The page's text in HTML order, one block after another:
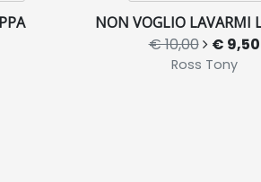
NON VOGLIO LAVARMI
€ 10,00 € 9,50
Ross Tony